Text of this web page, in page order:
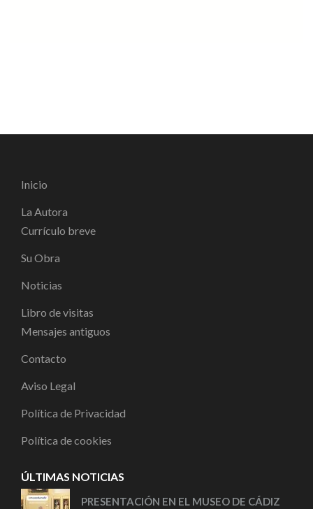
Inicio
La Autora
Currículo breve
Su Obra
Noticias
Libro de visitas
Mensajes antiguos
Contacto
Aviso Legal
Política de Privacidad
Política de cookies
ÚLTIMAS NOTICIAS
PRESENTACIÓN EN EL MUSEO DE CÁDIZ